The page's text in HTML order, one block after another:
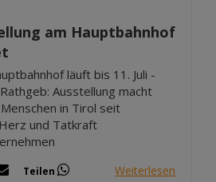
am Hauptbahnhof
läuft bis 11. Juli -
Ausstellung macht
in Tirol seit
und Tatkraft
Teilen Weiterlesen